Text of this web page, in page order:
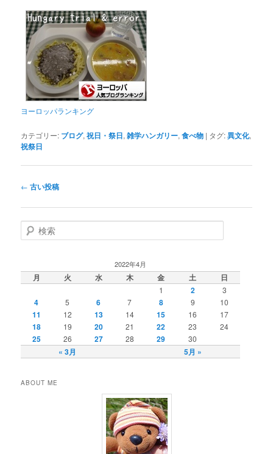
ヨーロッパランキング
カテゴリー: ブログ,祝日・祭日,雑学ハンガリー,食べ物 | タグ:異文化,
祝祭日
投
ナ
ビ
ゲ
ョ
ン
← 古い投稿
検
索
2022年4月
月 火 水 木 金 土 日
« 3月 5月 »
1 2 3
4 5 6 7 8 9 10
11 12 13 14 15 16 17
18 19 20 21 22 23 24
25 26 27 28 29 30
ABOUT ME